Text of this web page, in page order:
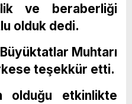
ve beraberliği
olduk dedi.
Muhtarı
teşekkür etti.
olduğu etkinlikte